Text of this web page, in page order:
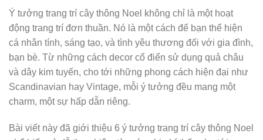
Ý tưởng trang trí cây thông Noel không chỉ là một hoạt
động trang trí đơn thuần. Nó là một cách để bạn thể hiện
cá nhân tính, sáng tạo, và tình yêu thương đối với gia đình,
bạn bè. Từ những cách decor cổ điển sử dụng quả châu
và dây kim tuyến, cho tới những phong cách hiện đại như
Scandinavian hay Vintage, mỗi ý tưởng đều mang một
charm, một sự hấp dẫn riêng.
Bài viết này đã giới thiệu 6 ý tưởng trang trí cây thông Noel